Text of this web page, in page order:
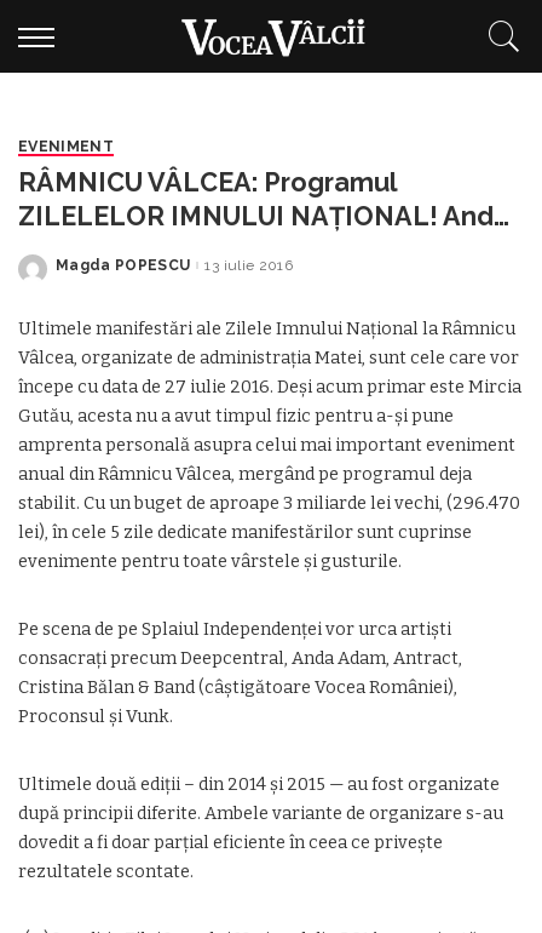
EVENIMENT
RÂMNICU VÂLCEA: Programul
ZILELELOR IMNULUI NAŢIONAL! Anda
Adam, Antract, Proconsul, VUNK şi
multe SURPRIZE
Posted
Magda POPESCU 13 iulie 2016
Ultimele manifestări ale Zilele Imnului Naţional la Râmnicu
Vâlcea, organizate de administraţia Matei, sunt cele care vor
începe cu data de 27 iulie 2016. Deşi acum primar este Mircia
Gutău, acesta nu a avut timpul fizic pentru a-şi pune
amprenta personală asupra celui mai important eveniment
anual din Râmnicu Vâlcea, mergând pe programul deja
stabilit. Cu un buget de aproape 3 miliarde lei vechi, (296.470
lei), în cele 5 zile dedicate manifestărilor sunt cuprinse
evenimente pentru toate vârstele şi gusturile.
Pe scena de pe Splaiul Independenţei vor urca artişti
consacraţi precum Deepcentral, Anda Adam, Antract,
Cristina Bălan & Band (câştigătoare Vocea României),
Proconsul şi Vunk.
Ultimele două ediţii – din 2014 şi 2015 — au fost organizate
după principii diferite. Ambele variante de organizare s-au
dovedit a fi doar parţial eficiente în ceea ce priveşte
rezultatele scontate.